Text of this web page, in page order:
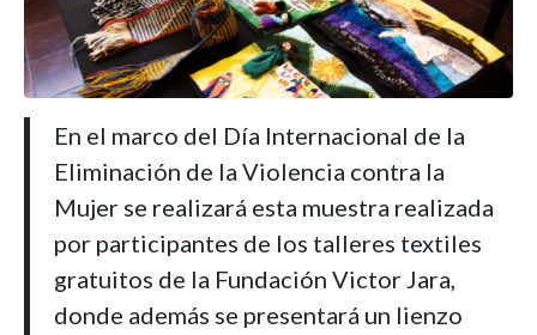
En el marco del Día Internacional de la
Eliminación de la Violencia contra la
Mujer se realizará esta muestra realizada
por participantes de los talleres textiles
gratuitos de la Fundación Victor Jara,
donde además se presentará un lienzo